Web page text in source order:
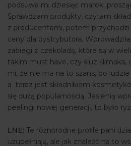
podsuwa mi dziesięć marek,
Sprawdzam produkty, czytam
z producentami, potem
ceny dla dystrybutora.
zabiegi z czekoladą, które są w
takim must have, czy śluz ślimaka,
mi, że nie ma na to szans, bo
a teraz jest składnikiem
się dużą popularnością. Jesienią
peelingi nowej generacji, to było
LNE: Te różnorodne proﬁle pani
uzupełniają, ale jak znaleźć na to